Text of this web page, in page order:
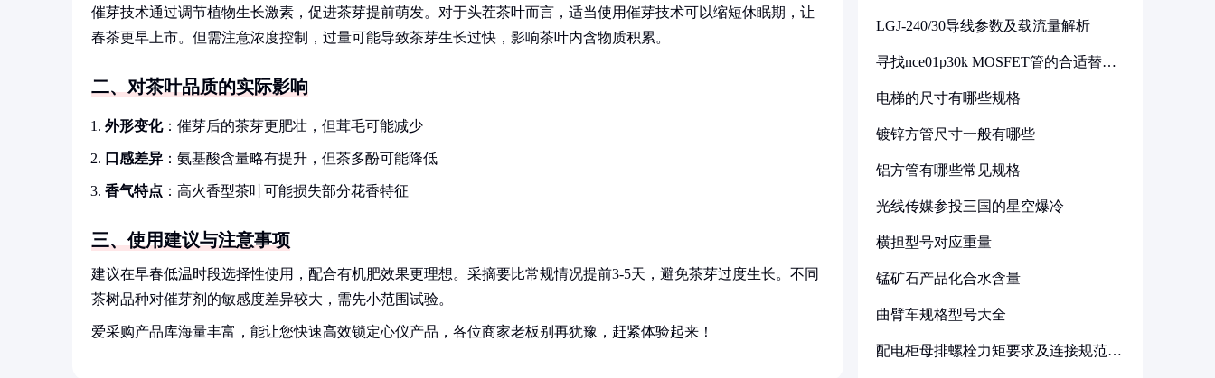
催芽技术通过调节植物生长激素，促进茶芽提前萌发。对于头茬茶叶而言，适当使用催芽技术可以缩短休眠期，让
春茶更早上市。但需注意浓度控制，过量可能导致茶芽生长过快，影响茶叶内含物质积累。
二、对茶叶品质的实际影响
外形变化：催芽后的茶芽更肥壮，但茸毛可能减少
口感差异 ：氨基酸含量略有提升，但茶多酚可能降低
香气特点 ：高火香型茶叶可能损失部分花香特征
三、使用建议与注意事项
建议在早春低温时段选择性使用，配合有机肥效果更理想。采摘要比常规情况提前3-5天，避免茶芽过度生长。不同
茶树品种对催芽剂的敏感度差异较大，需先小范围试验。
爱采购产品库海量丰富，能让您快速高效锁定心仪产品，各位商家老板别再犹豫，赶紧体验起来！
LGJ-240/30导线参数及载流量解析
寻找nce01p30k MOSFET管的合适替代
电梯的尺寸有哪些规格
镀锌方管尺寸一般有哪些
铝方管有哪些常见规格
光线传媒参投三国的星空爆冷
横担型号对应重量
锰矿石产品化合水含量
曲臂车规格型号大全
配电柜母排螺栓力矩要求及连接规范详